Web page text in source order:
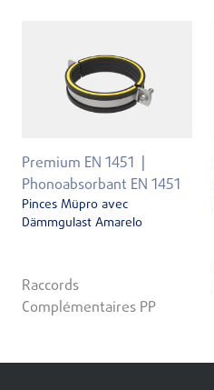
Premium EN 1451
Phonoabsorbant EN 1451
Pinces Müpro avec
Dämmgulast Amarelo
Raccords
Complémentaires PP